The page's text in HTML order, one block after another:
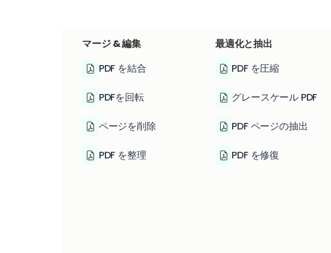
マージ & 編集
PDF を結合
PDFを回転
ページを削除
PDF を整理
最適化と抽出
PDF を圧縮
グレースケール PDF
PDF ページの抽出
PDF を修復